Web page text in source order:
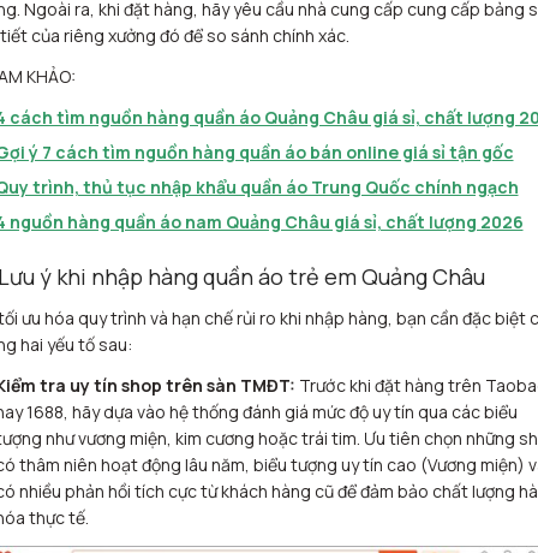
Ngoài ra, khi đặt hàng, hãy yêu cầu nhà cung cấp cung cấp bảng
của riêng xưởng đó để so sánh chính xác.
KHẢO:
cách tìm nguồn hàng quần áo Quảng Châu giá sỉ, chất lượng
ý 7 cách tìm nguồn hàng quần áo bán online giá sỉ tận gốc
trình, thủ tục nhập khẩu quần áo Trung Quốc chính ngạch
nguồn hàng quần áo nam Quảng Châu giá sỉ, chất lượng 2026
ý khi nhập hàng quần áo trẻ em Quảng Châu
ưu hóa quy trình và hạn chế rủi ro khi nhập hàng, bạn cần đặc biệt
hai yếu tố sau:
tra uy tín shop trên sàn TMĐT: Trước khi đặt hàng trên
1688, hãy dựa vào hệ thống đánh giá mức độ uy tín qua các biểu
như vương miện, kim cương hoặc trái tim. Ưu tiên chọn những
thâm niên hoạt động lâu năm, biểu tượng uy tín cao (Vương miện)
nhiều phản hồi tích cực từ khách hàng cũ để đảm bảo chất lượng
thực tế.